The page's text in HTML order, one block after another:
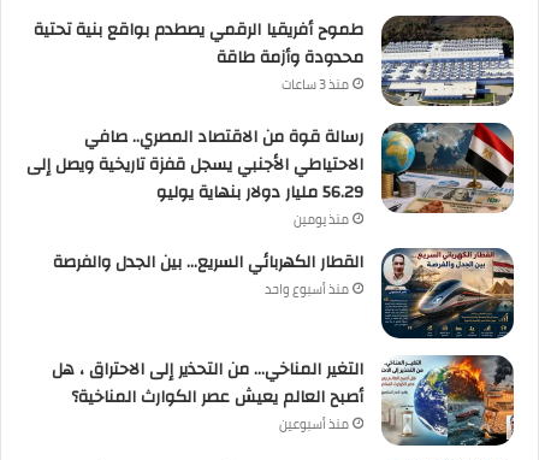
طموح أفريقيا الرقمي يصطدم بواقع بنية تحتية
محدودة وأزمة طاقة
منذ 3 ساعات
رسالة قوة من الاقتصاد المصري.. صافي
الاحتياطي الأجنبي يسجل قفزة تاريخية ويصل إلى
56.29 مليار دولار بنهاية يوليو
منذ يومين
القطار الكهربائي السريع… بين الجدل والفرصة
منذ أسبوع واحد
التغير المناخي… من التحذير إلى الاحتراق ، هل
أصبح العالم يعيش عصر الكوارث المناخية؟
منذ أسبوعين